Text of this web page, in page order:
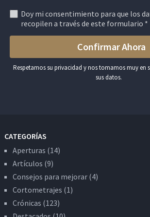
Doy mi consentimiento para que los
recopilen a través de este formulario *
Respetamos su privacidad y nos tomamos muy en
sus datos.
CATEGORÍAS
Aperturas (14)
Artículos (9)
Consejos para mejorar(4)
Cortometrajes (1)
Crónicas (123)